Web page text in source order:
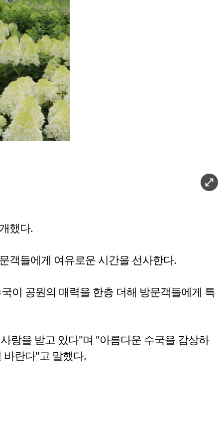
했다.
객들에게 여유로운 시간을 선사한다.
이 공원의 매력을 한층 더해 방문객들에게 특
랑을 받고 있다"며 "아름다운 수국을 감상하
란다"고 말했다.